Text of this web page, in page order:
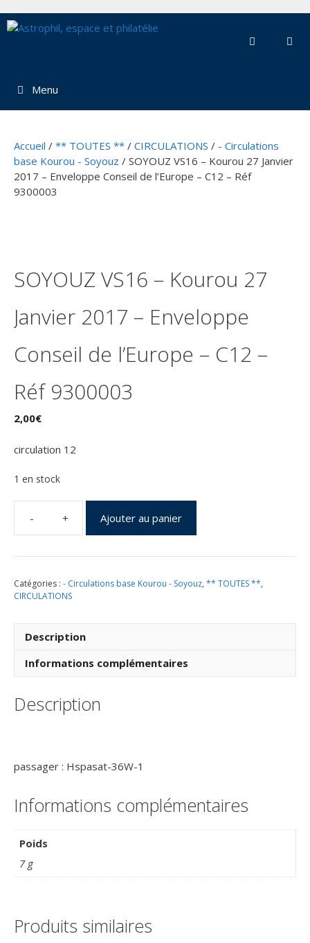
au
Menu
Accueil / ** TOUTES ** / CIRCULATIONS / - Circulations
base Kourou - Soyouz / SOYOUZ VS16 – Kourou 27 Janvier
2017 – Enveloppe Conseil de l’Europe – C12 – Réf
9300003
SOYOUZ VS16 – Kourou 27
Janvier 2017 – Enveloppe
Conseil de l’Europe – C12 –
Réf 9300003
2,00€
circulation 12
1 en stock
quantité
de
SOYOUZ
–
–
Enveloppe
de
-
9300003
Ajouter au panier
Catégories : - Circulations base Kourou - Soyouz, ** TOUTES **,
CIRCULATIONS
Description
Informations complémentaires
Description
passager : Hspasat-36W-1
Informations complémentaires
Poids
7 g
Produits similaires